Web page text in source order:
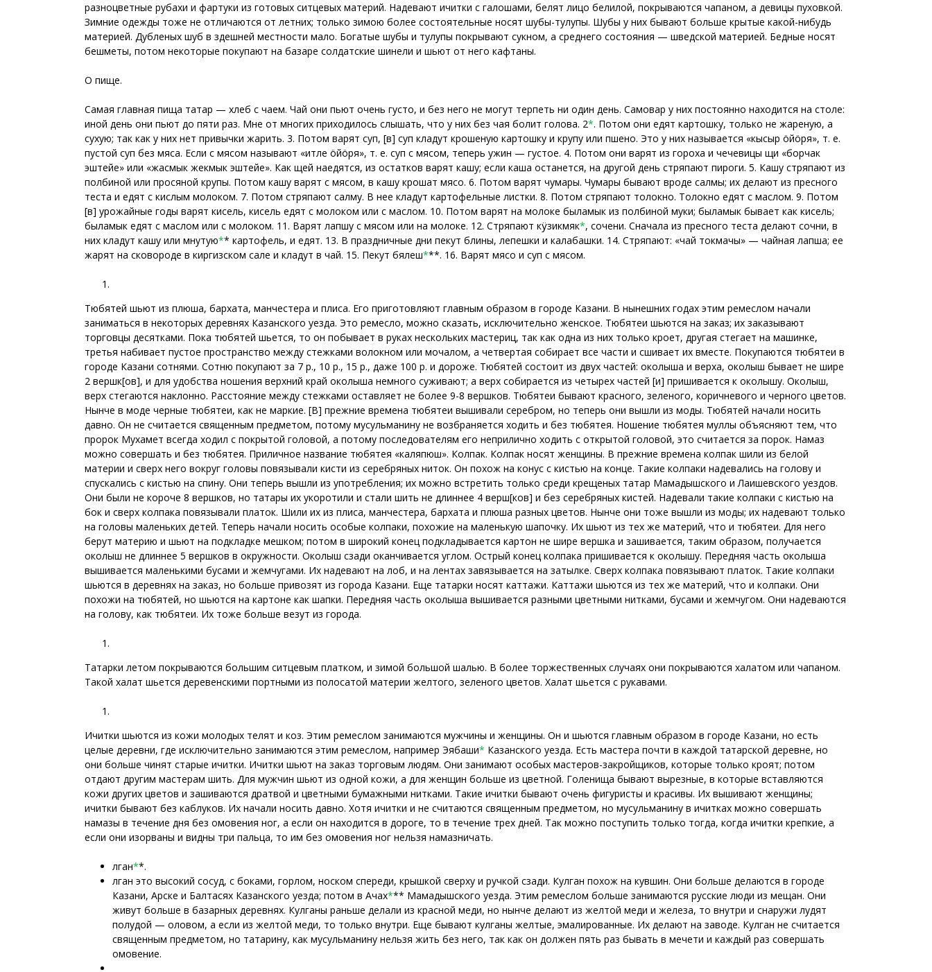
разноцветные рубахи и фартуки из готовых ситцевых материй. Надевают ичитки с галошами, белят лицо белилой, покрываются чапаном, а девицы пуховкой.
Зимние одежды тоже не отличаются от летних; только зимою более состоятельные носят шубы-тулупы. Шубы у них бывают больше крытые какой-нибудь
материей. Дубленых шуб в здешней местности мало. Богатые шубы и тулупы покрывают сукном, а среднего состояния — шведской материей. Бедные носят
бешметы, потом некоторые покупают на базаре солдатские шинели и шьют от него кафтаны.
О пище.
Самая главная пища татар — хлеб с чаем. Чай они пьют очень густо, и без него не могут терпеть ни один день. Самовар у них постоянно находится на столе:
иной день они пьют до пяти раз. Мне от многих приходилось слышать, что у них без чая болит голова. 2*. Потом они едят картошку, только не жареную, а
сухую; так как у них нет привычки жарить. 3. Потом варят суп, [в] суп кладут крошеную картошку и крупу или пшено. Это у них называется «кысыр öйöря», т. е.
пустой суп без мяса. Если с мясом называют «итле öйöря», т. е. суп с мясом, теперь ужин — густое. 4. Потом они варят из гороха и чечевицы щи «борчак
эштейе» или «жасмык жекмык эштейе». Как щей наедятся, из остатков варят кашу; если каша останется, на другой день стряпают пироги. 5. Кашу стряпают из
полбиной или просяной крупы. Потом кашу варят с мясом, в кашу крошат мясо. 6. Потом варят чумары. Чумары бывают вроде салмы; их делают из пресного
теста и едят с кислым молоком. 7. Потом стряпают салму. В нее кладут картофельные листки. 8. Потом стряпают толокно. Толокно едят с маслом. 9. Потом
[в] урожайные годы варят кисель, кисель едят с молоком или с маслом. 10. Потом варят на молоке быламык из полбиной муки; быламык бывает как кисель;
быламык едят с маслом или с молоком. 11. Варят лапшу с мясом или на молоке. 12. Стряпают кÿзикмяк*, сочени. Сначала из пресного теста делают сочни, в
них кладут кашу или мнутую** картофель, и едят. 13. В праздничные дни пекут блины, лепешки и калабашки. 14. Стряпают: «чай токмачы» — чайная лапша; ее
жарят на сковороде в киргизском сале и кладут в чай. 15. Пекут бялеш***. 16. Варят мясо и суп с мясом.
Тюбятей шьют из плюша, бархата, манчестера и плиса. Его приготовляют главным образом в городе Казани. В нынешних годах этим ремеслом начали
заниматься в некоторых деревнях Казанского уезда. Это ремесло, можно сказать, исключительно женское. Тюбятеи шьются на заказ; их заказывают
торговцы десятками. Пока тюбятей шьется, то он побывает в руках нескольких мастериц, так как одна из них только кроет, другая стегает на машинке,
третья набивает пустое пространство между стежками волокном или мочалом, а четвертая собирает все части и сшивает их вместе. Покупаются тюбятеи в
городе Казани сотнями. Сотню покупают за 7 р., 10 р., 15 р., даже 100 р. и дороже. Тюбятей состоит из двух частей: околыша и верха, околыш бывает не шире
2 вершк[ов], и для удобства ношения верхний край околыша немного суживают; а верх собирается из четырех частей [и] пришивается к околышу. Околыш,
верх стегаются наклонно. Расстояние между стежками оставляет не более 9-8 вершков. Тюбятеи бывают красного, зеленого, коричневого и черного цветов.
Нынче в моде черные тюбятеи, как не маркие. [В] прежние времена тюбятеи вышивали серебром, но теперь они вышли из моды. Тюбятей начали носить
давно. Он не считается священным предметом, потому мусульманину не возбраняется ходить и без тюбятея. Ношение тюбятея муллы объясняют тем, что
пророк Мухамет всегда ходил с покрытой головой, а потому последователям его неприлично ходить с открытой головой, это считается за порок. Намаз
можно совершать и без тюбятея. Приличное название тюбятея «каляпюш». Колпак. Колпак носят женщины. В прежние времена колпак шили из белой
материи и сверх него вокруг головы повязывали кисти из серебряных ниток. Он похож на конус с кистью на конце. Такие колпаки надевались на голову и
спускались с кистью на спину. Они теперь вышли из употребления; их можно встретить только среди крещеных татар Мамадышского и Лаишевского уездов.
Они были не короче 8 вершков, но татары их укоротили и стали шить не длиннее 4 верш[ков] и без серебряных кистей. Надевали такие колпаки с кистью на
бок и сверх колпака повязывали платок. Шили их из плиса, манчестера, бархата и плюша разных цветов. Нынче они тоже вышли из моды; их надевают только
на головы маленьких детей. Теперь начали носить особые колпаки, похожие на маленькую шапочку. Их шьют из тех же материй, что и тюбятеи. Для него
берут материю и шьют на подкладке мешком; потом в широкий конец подкладывается картон не шире вершка и зашивается, таким образом, получается
околыш не длиннее 5 вершков в окружности. Околыш сзади оканчивается углом. Острый конец колпака пришивается к околышу. Передняя часть околыша
вышивается маленькими бусами и жемчугами. Их надевают на лоб, и на лентах завязывается на затылке. Сверх колпака повязывают платок. Такие колпаки
шьются в деревнях на заказ, но больше привозят из города Казани. Еще татарки носят каттажи. Каттажи шьются из тех же материй, что и колпаки. Они
похожи на тюбятей, но шьются на картоне как шапки. Передняя часть околыша вышивается разными цветными нитками, бусами и жемчугом. Они надеваются
на голову, как тюбятеи. Их тоже больше везут из города.
Татарки летом покрываются большим ситцевым платком, и зимой большой шалью. В более торжественных случаях они покрываются халатом или чапаном.
Такой халат шьется деревенскими портными из полосатой материи желтого, зеленого цветов. Халат шьется с рукавами.
Ичитки шьются из кожи молодых телят и коз. Этим ремеслом занимаются мужчины и женщины. Он и шьются главным образом в городе Казани, но есть
целые деревни, где исключительно занимаются этим ремеслом, например Эябаши* Казанского уезда. Есть мастера почти в каждой татарской деревне, но
они больше чинят старые ичитки. Ичитки шьют на заказ торговым людям. Они занимают особых мастеров-закройщиков, которые только кроят; потом
отдают другим мастерам шить. Для мужчин шьют из одной кожи, а для женщин больше из цветной. Голенища бывают вырезные, в которые вставляются
кожи других цветов и зашиваются дратвой и цветными бумажными нитками. Такие ичитки бывают очень фигуристы и красивы. Их вышивают женщины;
ичитки бывают без каблуков. Их начали носить давно. Хотя ичитки и не считаются священным предметом, но мусульманину в ичитках можно совершать
намазы в течение дня без омовения ног, а если он находится в дороге, то в течение трех дней. Так можно поступить только тогда, когда ичитки крепкие, а
если они изорваны и видны три пальца, то им без омовения ног нельзя намазничать.
лган**.
лган это высокий сосуд, с боками, горлом, носком спереди, крышкой сверху и ручкой сзади. Кулган похож на кувшин. Они больше делаются в городе
Казани, Арске и Балтасях Казанского уезда; потом в Ачах*** Мамадышского уезда. Этим ремеслом больше занимаются русские люди из мещан. Они
живут больше в базарных деревнях. Кулганы раньше делали из красной меди, но нынче делают из желтой меди и железа, то внутри и снаружи лудят
полудой — оловом, а если из желтой меди, то только внутри. Еще бывают кулганы желтые, эмалированные. Их делают на заводе. Кулган не считается
священным предметом, но татарину, как мусульманину нельзя жить без него, так как он должен пять раз бывать в мечети и каждый раз совершать
омовение.